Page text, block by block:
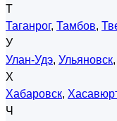
Т
Таганрог, Тамбов,
У
Улан-Удэ, Ульяновск,
Х
Хабаровск,
Ч